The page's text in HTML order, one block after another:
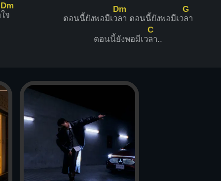
Dm
จ ตอนนี้ยังพอมีเว
Dm
ลา ตอนนี้ยังพอมีเว
G
ลา
ตอนนี้ยังพอมีเว
C
ลา..